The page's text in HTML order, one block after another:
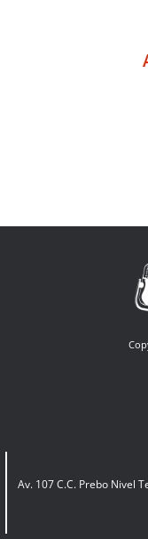
Av. 107 C.C. Prebo Nivel